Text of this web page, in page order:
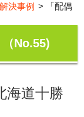
解決事例 >
「配偶
（No.55)
海道十勝